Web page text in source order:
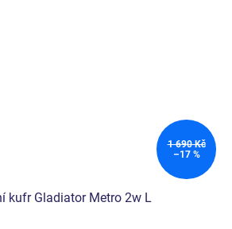
1 690 Kč
–17 %
kufr Gladiator Metro 2w L